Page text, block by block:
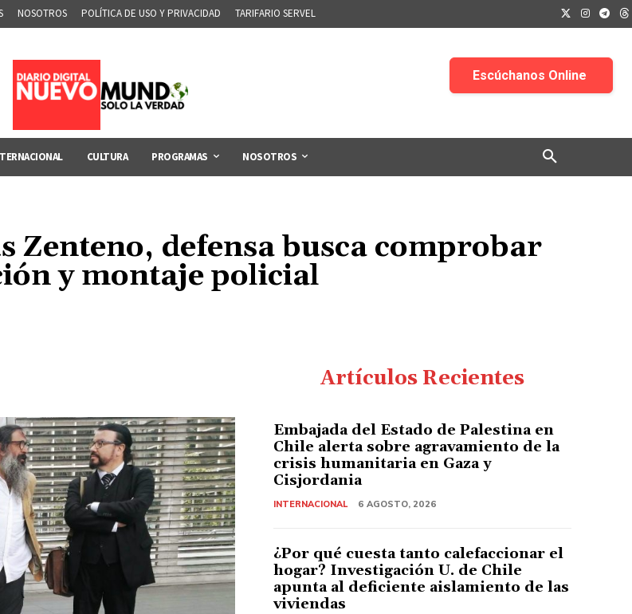
NOSOTROS POLÍTICA DE USO Y PRIVACIDAD TARIFARIO SERVEL
CULTURA PROGRAMAS NOSOTROS
Zenteno, defensa busca comprobar
y montaje policial
Artículos Recientes
Embajada del Estado de Palestina en
Chile alerta sobre agravamiento de la
crisis humanitaria en Gaza y
Cisjordania
INTERNACIONAL 6 AGOSTO, 2026
¿Por qué cuesta tanto calefaccionar el
hogar? Investigación U. de Chile
apunta al deficiente aislamiento de las
viviendas